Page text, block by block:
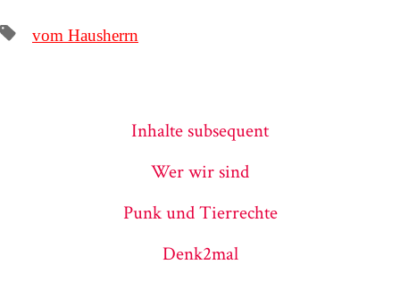
Tags vom Hausherrn
Inhalte subsequent
Wer wir sind
Punk und Tierrechte
Denk2mal